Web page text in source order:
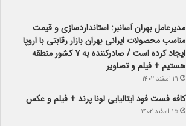
مدیرعامل بهران آسانبر: استانداردسازی و قیمت
مناسب محصولات ایرانی بهران بازار رقابتی با اروپا
ایجاد کرده است / صادرکننده به ۷ کشور منطقه
هستیم + فیلم و تصاویر
۲۱ اسفند ۱۴۰۲
کافه فست فود ایتالیایی لونا پرند + فیلم و عکس
۱۵ اسفند ۱۴۰۲